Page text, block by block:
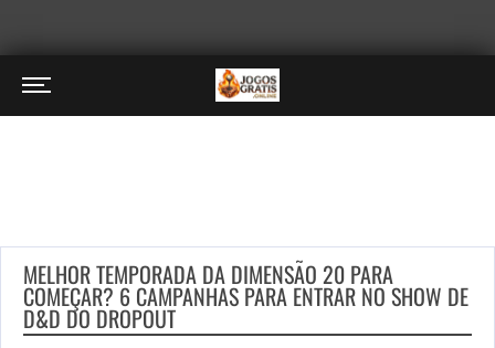
MELHOR TEMPORADA DA DIMENSÃO 20 PARA
COMEÇAR? 6 CAMPANHAS PARA ENTRAR NO SHOW DE
D&D DO DROPOUT